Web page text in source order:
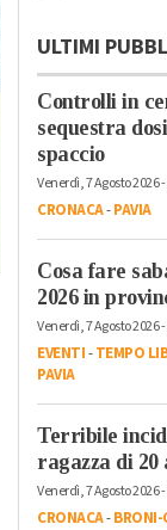
ULTIMI
Controlli in
sequestra
spaccio
Venerdì, 7 Agosto 2026
CRONACA-PAVIA
Cosa fare
2026 in
Venerdì, 7 Agosto 2026
EVENTI-TEMPO
PAVIA
Terribile
ragazza di 20
Venerdì, 7 Agosto 2026
CRONACA-BRONI-